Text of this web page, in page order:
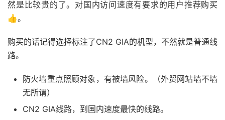
然是比较贵的了。对国内访问速度有要求的用户推荐购买
👍。
购买的话记得选择标注了CN2 GIA的机型，不然就是普通线
路。
防火墙重点照顾对象，有被墙风险。（外贸网站墙不墙
无所谓）
CN2 GIA线路，到国内速度最快的线路。